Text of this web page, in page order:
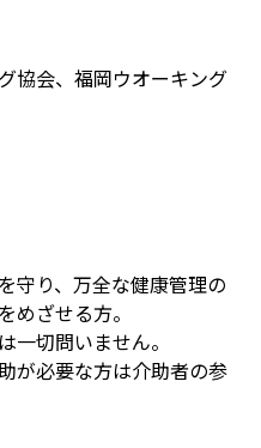
協会、福岡ウオーキング
守り、万全な健康管理の
めざせる方。
一切問いません。
が必要な方は介助者の参